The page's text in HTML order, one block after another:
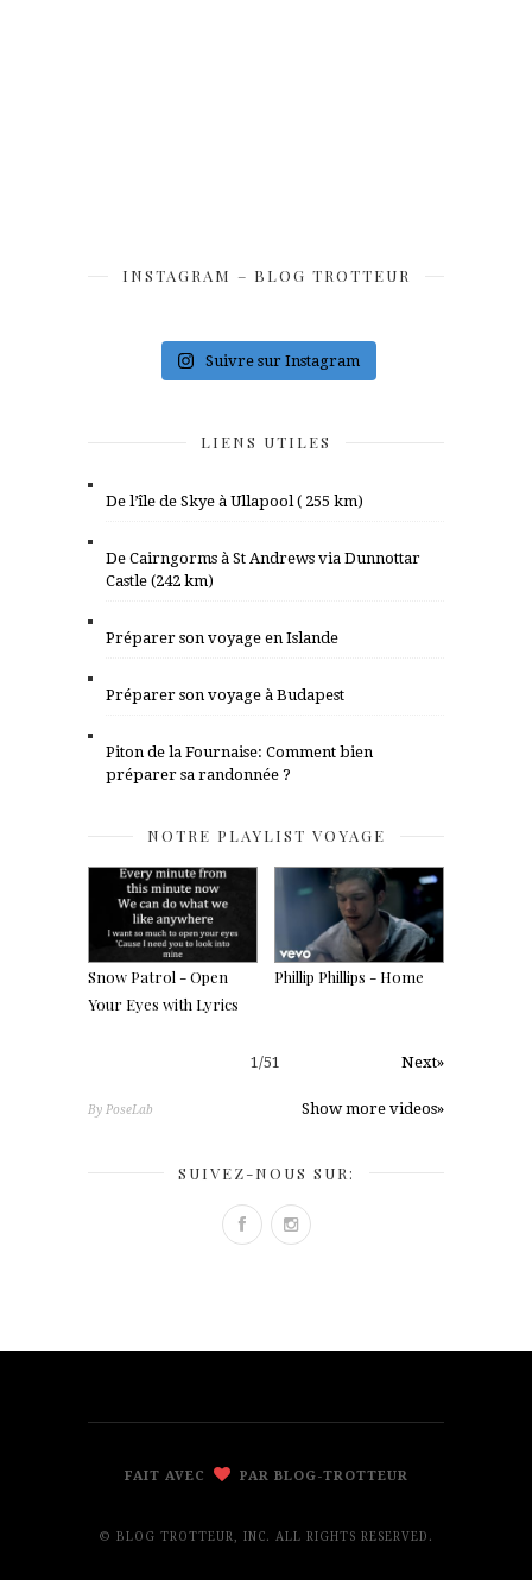
INSTAGRAM – BLOG TROTTEUR
Suivre sur Instagram
LIENS UTILES
De l’île de Skye à Ullapool ( 255 km)
De Cairngorms à St Andrews via Dunnottar
Castle (242 km)
Préparer son voyage en Islande
Préparer son voyage à Budapest
Piton de la Fournaise: Comment bien
préparer sa randonnée ?
NOTRE PLAYLIST VOYAGE
Snow Patrol - Open
Your Eyes with Lyrics
Phillip Phillips - Home
1/51 Next»
By PoseLab Show more videos»
SUIVEZ-NOUS SUR:
FAIT AVEC PAR BLOG-TROTTEUR
© BLOG TROTTEUR, INC. ALL RIGHTS RESERVED.